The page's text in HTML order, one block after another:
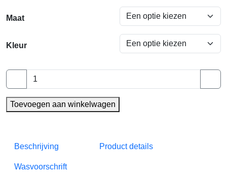
Maat
Kleur
ALLES
KOMT
GOED
•
Toevoegen aan winkelwagen
Beschrijving Product details
Wasvoorschrift